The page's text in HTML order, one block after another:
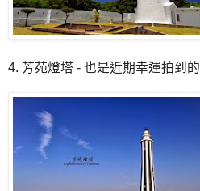
4. 芳苑燈塔 - 也是近期幸運拍到